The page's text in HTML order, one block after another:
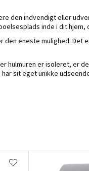
den indvendigt eller
inde i dit hjem,
eneste mulighed. Det
hulmuren er isoleret, er
sit eget unikke